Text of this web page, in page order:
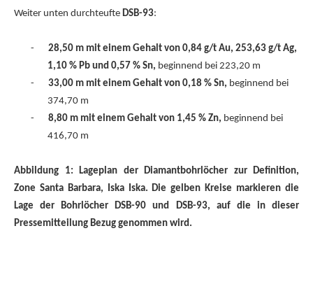
Weiter unten durchteufte DSB-93:
-
28,50 m mit einem Gehalt von 0,84 g/t Au, 253,63 g/t Ag,
1,10 % Pb und 0,57 % Sn, beginnend bei 223,20 m
-
33,00 m mit einem Gehalt von 0,18 % Sn, beginnend bei
374,70 m
-
8,80 m mit einem Gehalt von 1,45 % Zn, beginnend bei
416,70 m
Abbildung 1: Lageplan der Diamantbohrlöcher zur Definition,
Zone Santa Barbara, Iska Iska. Die gelben Kreise markieren die
Lage der Bohrlöcher DSB-90 und DSB-93, auf die in dieser
Pressemitteilung Bezug genommen wird.